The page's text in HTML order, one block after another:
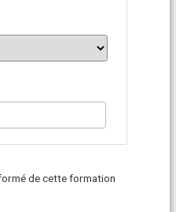
de cette formation